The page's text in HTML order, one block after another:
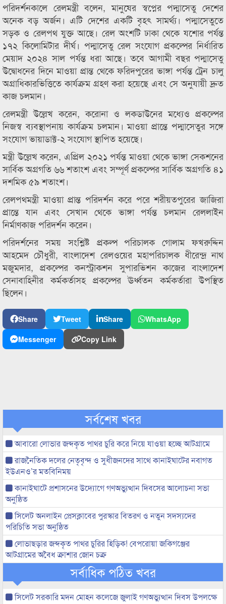
পরিদর্শনকালে রেলমন্ত্রী বলেন, মানুষের স্বপ্নের পদ্মাসেতু দেশের
অনেক বড় অর্জন। এটি দেশের একটি বৃহৎ সামর্থ্য। পদ্মাসেতুতে
সড়ক ও রেলপথ যুক্ত আছে। রেল অংশটি ঢাকা থেকে যশোর পর্যন্ত
১৭২ কিলোমিটার দীর্ঘ। পদ্মাসেতু রেল সংযোগ প্রকল্পের নির্ধারিত
মেয়াদ ২০২৪ সাল পর্যন্ত ধরা আছে। তবে আগামী বছর পদ্মাসেতু
উদ্বোধনের দিনে মাওয়া প্রান্ত থেকে ফরিদপুরের ভাঙ্গা পর্যন্ত ট্রেন চালু
অগ্রাধিকারভিত্তিতে কার্যক্রম গ্রহণ করা হয়েছে এবং সে অনুযায়ী দ্রুত
কাজ চলমান।
রেলমন্ত্রী উল্লেখ করেন, করোনা ও লকডাউনের মধ্যেও প্রকল্পের
নিজস্ব ব্যবস্থাপনায় কার্যক্রম চলমান। মাওয়া প্রান্তে পদ্মাসেতুর সঙ্গে
সংযোগ ভায়াডাক্ট-২ সংযোগ স্থাপিত হয়েছে।
মন্ত্রী উল্লেখ করেন, এপ্রিল ২০২১ পর্যন্ত মাওয়া থেকে ভাঙ্গা সেকশনের
সার্বিক অগ্রগতি ৬৬ শতাংশ এবং সম্পূর্ণ প্রকল্পের সার্বিক অগ্রগতি ৪১
দশমিক ৫৯ শতাংশ।
রেলপথমন্ত্রী মাওয়া প্রান্ত পরিদর্শন করে পরে শরীয়তপুরের জাজিরা
প্রান্তে যান এবং সেখান থেকে ভাঙ্গা পর্যন্ত চলমান রেললাইন
নির্মাণকাজ পরিদর্শন করেন।
পরিদর্শনের সময় সংশ্লিষ্ট প্রকল্প পরিচালক গোলাম ফখরুদ্দিন
আহমেদ চৌধুরী, বাংলাদেশ রেলওয়ের মহাপরিচালক ধীরেন্দ্র নাথ
মজুমদার, প্রকল্পের কনস্ট্রাকশন সুপারভিশন কাজের বাংলাদেশ
সেনাবাহিনীর কর্মকর্তাসহ প্রকল্পের ঊর্ধ্বতন কর্মকর্তারা উপস্থিত
ছিলেন।
Share Tweet Share
WhatsApp
Messenger
Copy Link
সর্বশেষ খবর
আবারো লোভার জব্দকৃত পাথর চুরি করে নিয়ে যাওয়া হচ্ছে আটগ্রামে
রাজনৈতিক দলের নেতৃবৃন্দ ও সুধীজনদের সাথে কানাইঘাটের নবাগত
ইউএনও’র মতবিনিময়
কানাইঘাটে প্রশাসনের উদ্যোগে গণঅভ্যুত্থান দিবসের আলোচনা সভা
অনুষ্ঠিত
সিলেট অনলাইন প্রেসক্লাবের পুরস্কার বিতরণ ও নতুন সদস্যদের
পরিচিতি সভা অনুষ্ঠিত
লোভাছড়ার জব্দকৃত পাথর চুরির হিড়িক! বেপরোয়া জকিগঞ্জের
আটগ্রামের অবৈধ ক্রাশার জোন চক্র
সর্বাধিক পঠিত খবর
সিলেট সরকারি মদন মোহন কলেজে জুলাই গণঅভ্যুত্থান দিবস উপলক্ষে